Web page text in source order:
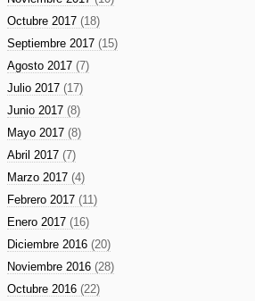
Octubre 2017 (18)
Septiembre 2017 (15)
Agosto 2017 (7)
Julio 2017 (17)
Junio 2017 (8)
Mayo 2017 (8)
Abril 2017 (7)
Marzo 2017 (4)
Febrero 2017 (11)
Enero 2017 (16)
Diciembre 2016 (20)
Noviembre 2016 (28)
Octubre 2016 (22)